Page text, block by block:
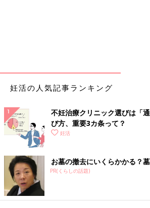
妊活の人気記事ランキング
不妊治療クリニック選びは「
び方、重要3カ条って？
妊活
お墓の撤去にいくらかかる？
PR(くらしの話題)